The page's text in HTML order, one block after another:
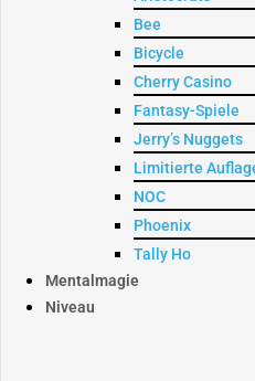
Bee
Bicycle
Cherry Casino
Fantasy-Spiele
Jerry’s Nuggets
Limitierte
NOC
Phoenix
Tally Ho
Mentalmagie
Niveau